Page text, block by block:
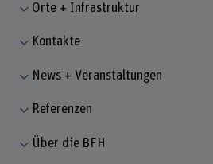
Orte + Infrastruktur
Kontakte
News + Veranstaltungen
Referenzen
Über die BFH